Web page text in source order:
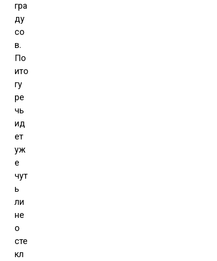
гра
ду
со
в.
По
ито
гу
ре
чь
ид
ет
уж
е
чут
ь
ли
не
о
сте
кл